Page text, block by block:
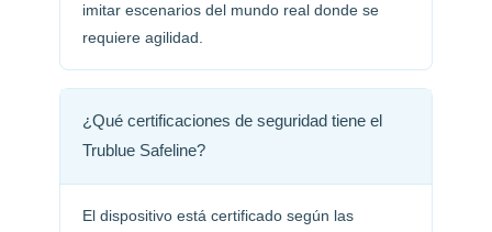
imitar escenarios del mundo real donde se
requiere agilidad.
¿Qué certificaciones de seguridad tiene el
Trublue Safeline?
El dispositivo está certificado según las